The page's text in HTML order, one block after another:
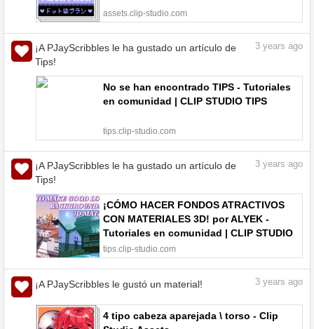
assets.clip-studio.com
¡A PJayScribbles le ha gustado un artículo de
Tips!
3 years ago
No se han encontrado TIPS - Tutoriales
en comunidad | CLIP STUDIO TIPS
tips.clip-studio.com
¡A PJayScribbles le ha gustado un artículo de
Tips!
3 years ago
¡CÓMO HACER FONDOS ATRACTIVOS
CON MATERIALES 3D! por ALYEK -
Tutoriales en comunidad | CLIP STUDIO
TIPS
tips.clip-studio.com
¡A PJayScribbles le gustó un material! 3 years ago
4 tipo cabeza aparejada \ torso - Clip